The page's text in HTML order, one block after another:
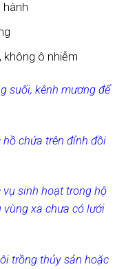
hành
không ô nhiễm
suối, kênh mương để
chứa trên đỉnh đồi
sinh hoạt trong hộ
vùng xa chưa có lưới
trồng thủy sản hoặc